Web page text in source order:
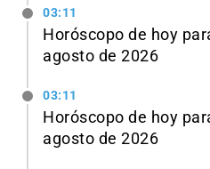
03:11
Horóscopo de hoy
agosto de 2026
03:11
Horóscopo de hoy
agosto de 2026